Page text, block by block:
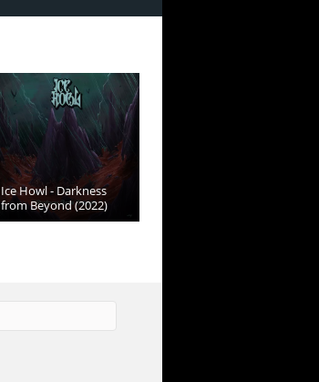
Ice Howl - Darkness
from Beyond (2022)